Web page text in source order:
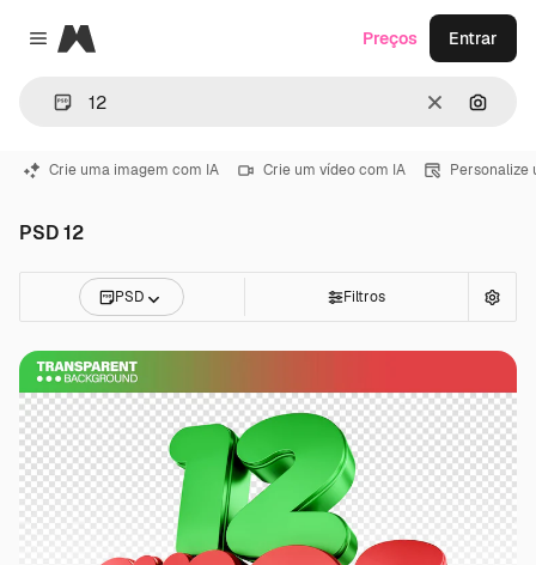
Close menu
Magnific
Limpar
Preços Entrar
Crie uma imagem com IA Crie um vídeo com IA Personalize
PSD 12
PSD Filtros